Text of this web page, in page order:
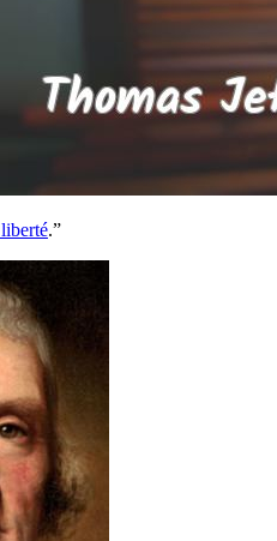
liberté.”